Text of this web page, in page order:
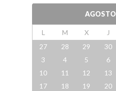
AGOSTO
L M X J
27
28 29 30
3
4 5 6
10
11 12 13
17
18 19 20